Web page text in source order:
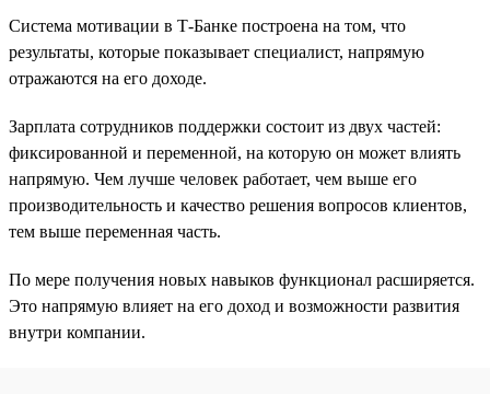
Система мотивации в Т-Банке построена на том, что
результаты, которые показывает специалист, напрямую
отражаются на его доходе.
Зарплата сотрудников поддержки состоит из двух частей:
фиксированной и переменной, на которую он может влиять
напрямую. Чем лучше человек работает, чем выше его
производительность и качество решения вопросов клиентов,
тем выше переменная часть.
По мере получения новых навыков функционал расширяется.
Это напрямую влияет на его доход и возможности развития
внутри компании.